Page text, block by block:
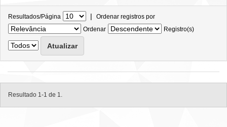
Resultados/Página | Ordenar registros por
Ordenar
Registro(s)
Resultado 1-1 de 1.